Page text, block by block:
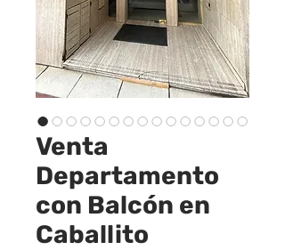
Venta
Departamento
con Balcón en
Caballito